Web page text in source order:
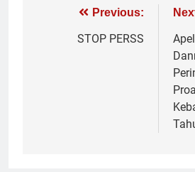
NavigasiPrevious:
STOP PERSS